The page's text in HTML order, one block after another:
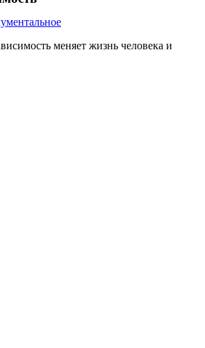
меняет жизнь человека и